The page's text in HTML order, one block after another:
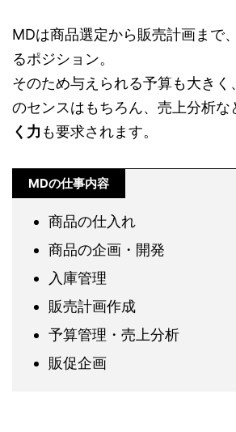
MDは商品選定から販売計画まで
るポジション。
そのため与えられる予算も大きく
のセンスはもちろん、売上分析な
く力 も要求されます。
MDの仕事内容
商品の仕入れ
商品の企画・開発
入庫管理
販売計画作成
予算管理・売上分析
販促企画